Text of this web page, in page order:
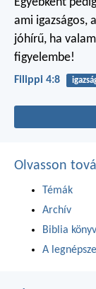
ami igazságos,
jóhírű, ha
figyelembe!
Filippi 4:8
Olvasson
Témák
Archív
Biblia
A